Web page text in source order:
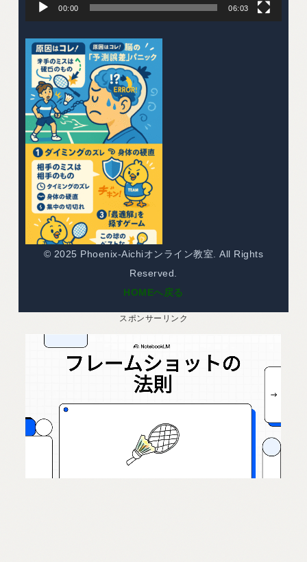
00:00 06:03
© 2025 Phoenix-Aichiオンライン教室. All Rights
Reserved.
HOMEへ戻る
スポンサーリンク